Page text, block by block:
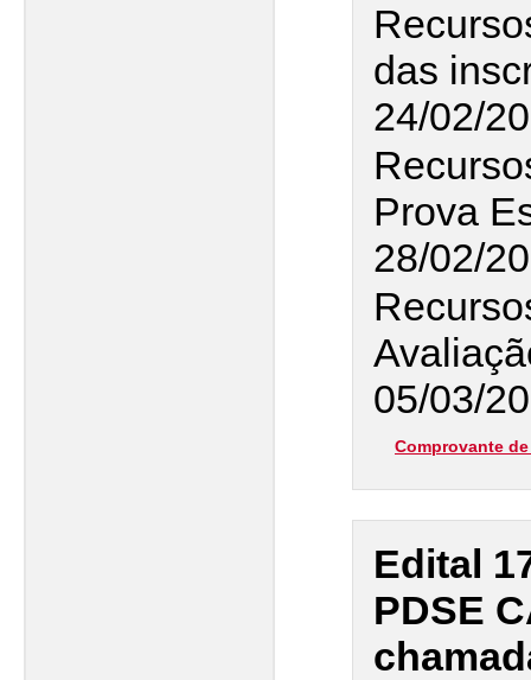
das
24/02/
Prova
28/02/
05/03/
Comprovante
Edital
PDSE